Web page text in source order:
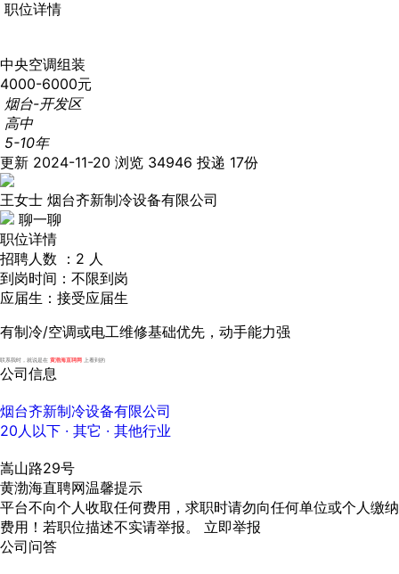
职位详情
中央空调组装
4000-6000元
烟台-开发区
高中
5-10年
更新 2024-11-20 浏览 34946 投递 17份
王女士 烟台齐新制冷设备有限公司
聊一聊
职位详情
招聘人数 ：2 人
到岗时间：不限到岗
应届生：接受应届生
有制冷/空调或电工维修基础优先，动手能力强
联系我时，就说是在 黄渤海直聘网 上看到的
公司信息
烟台齐新制冷设备有限公司
20人以下 · 其它 · 其他行业
嵩山路29号
黄渤海直聘网温馨提示
平台不向个人收取任何费用，求职时请勿向任何单位或个人缴纳
费用！若职位描述不实请举报。 立即举报
公司问答